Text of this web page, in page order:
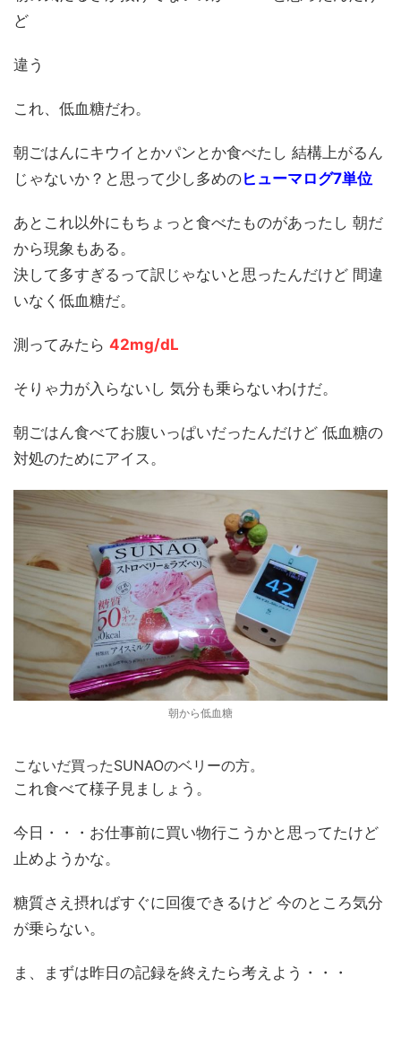
ど
違う
これ、低血糖だわ。
朝ごはんにキウイとかパンとか食べたし 結構上がるん
じゃないか？と思って少し多めのヒューマログ7単位
あとこれ以外にもちょっと食べたものがあったし 朝だ
から現象もある。
決して多すぎるって訳じゃないと思ったんだけど 間違
いなく低血糖だ。
測ってみたら 42mg/dL
そりゃ力が入らないし 気分も乗らないわけだ。
朝ごはん食べてお腹いっぱいだったんだけど 低血糖の
対処のためにアイス。
朝から低血糖
こないだ買ったSUNAOのベリーの方。
これ食べて様子見ましょう。
今日・・・お仕事前に買い物行こうかと思ってたけど
止めようかな。
糖質さえ摂ればすぐに回復できるけど 今のところ気分
が乗らない。
ま、まずは昨日の記録を終えたら考えよう・・・